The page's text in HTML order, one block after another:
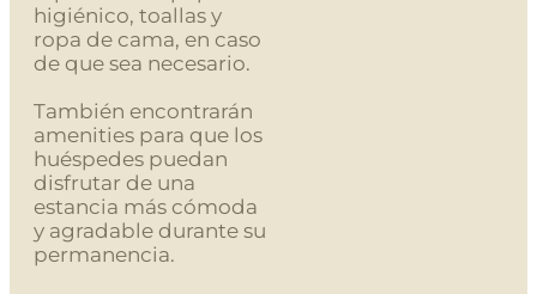
higiénico, toallas y
ropa de cama, en caso
de que sea necesario.
También encontrarán
amenities para que los
huéspedes puedan
disfrutar de una
estancia más cómoda
y agradable durante su
permanencia.